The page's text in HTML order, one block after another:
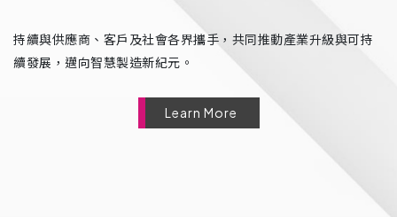
持續與供應商、客戶及社會各界攜手，共同推動產業升級與可持
續發展，邁向智慧製造新紀元。
Learn More